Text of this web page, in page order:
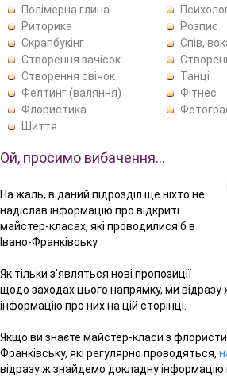
Полімерна глина
Риторика
Розпис
Скрапбукінг
Спів,
Створення зачісок
Створення свічок
Танці
Фелтинг (валяння)
Фітнес
Флористика
Шиття
Ой, просимо вибачення…
На жаль, в даний підрозділ ще ніхто не
надіслав інформацію про відкриті
майстер-класах, які проводилися б в
Івано-Франківську.
Як тільки з'являться нові пропозиції
щодо заходах цього напрямку, ми відразу
інформацію про них на цій сторінці.
Якщо ви знаєте майстер-класи з
Франківську, які регулярно проводяться,
відразу ж знайдемо докладну інформацію